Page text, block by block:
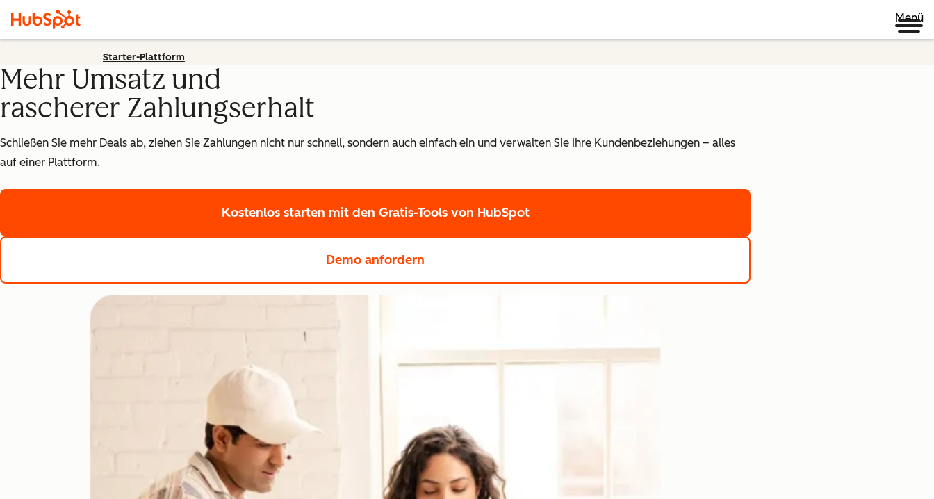
Menü
Starter-Plattform
Mehr Umsatz und
rascherer Zahlungserhalt
Schließen Sie mehr Deals ab, ziehen Sie Zahlungen nicht nur schnell, sondern auch einfach ein und verwalten Sie Ihre Kundenbeziehungen – alles
auf einer Plattform.
Kostenlos starten mit den Gratis-Tools von HubSpot
Demo anfordern